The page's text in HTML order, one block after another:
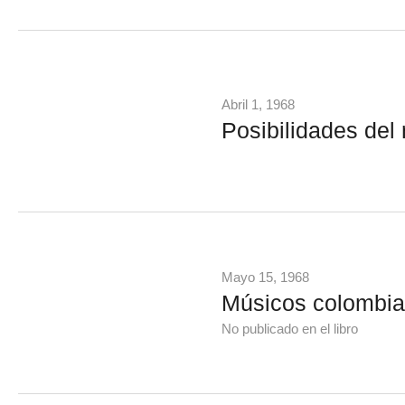
Abril 1, 1968
Posibilidades del
Mayo 15, 1968
Músicos
No publicado en el libro